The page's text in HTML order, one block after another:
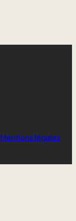
Mentions légales